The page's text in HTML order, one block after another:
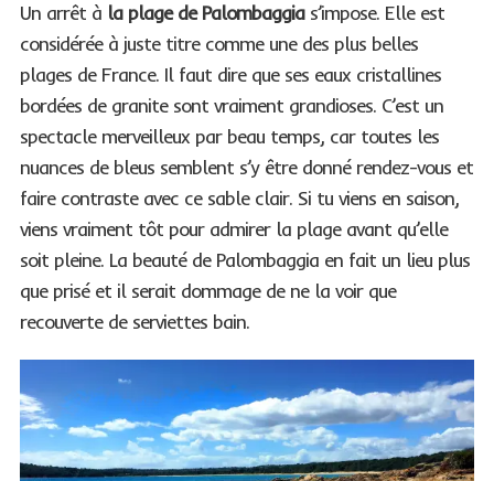
Un arrêt à la plage de Palombaggias’impose. Elle est
considérée à juste titre comme une des plus belles
plages de France. Il faut dire que ses eaux cristallines
bordées de granite sont vraiment grandioses. C’est un
spectacle merveilleux par beau temps, car toutes les
nuances de bleus semblent s’y être donné rendez-vous et
faire contraste avec ce sable clair. Si tu viens en saison,
viens vraiment tôt pour admirer la plage avant qu’elle
soit pleine. La beauté de Palombaggia en fait un lieu plus
que prisé et il serait dommage de ne la voir que
recouverte de serviettes bain.